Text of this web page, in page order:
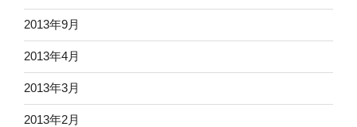
2013年9月
2013年4月
2013年3月
2013年2月